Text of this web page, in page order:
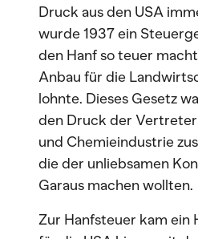
Druck aus den USA
wurde 1937 ein
den Hanf so teuer
Anbau für die
lohnte. Dieses Gesetz
den Druck der
und Chemieindustrie
die der unliebsamen
Garaus machen wollten.
Zur Hanfsteuer kam ein